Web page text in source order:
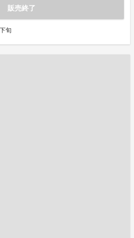
販売終了
旬